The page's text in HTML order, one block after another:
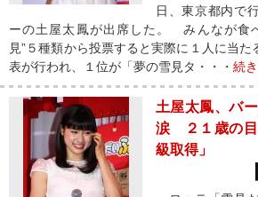
日、東京都内で
ーの土屋太鳳が出席した。 みんなが食
見”５種類から投票すると実際に１人に当
表が行われ、１位が「夢の雪見タ・・・ 続
土屋太鳳、バ
涙 ２１歳の目
級取得」